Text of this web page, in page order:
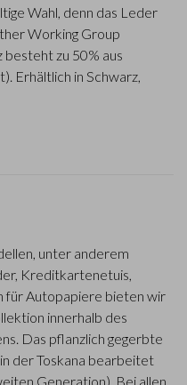
Wahl, denn das Leder
Working Group
zu 50% aus
Erhältlich in Schwarz,
unter anderem
Kreditkartenetuis,
für Autopapiere bieten wir
innerhalb des
Das pflanzlich gegerbte
der Toskana bearbeitet
Generation). Bei allen